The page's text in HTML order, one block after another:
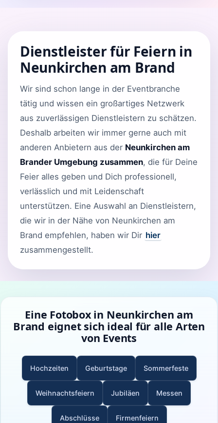
Dienstleister für Feiern in
Neunkirchen am Brand
Wir sind schon lange in der Eventbranche
tätig und wissen ein großartiges Netzwerk
aus zuverlässigen Dienstleistern zu schätzen.
Deshalb arbeiten wir immer gerne auch mit
anderen Anbietern aus der Neunkirchen am
Brander Umgebung zusammen, die für Deine
Feier alles geben und Dich professionell,
verlässlich und mit Leidenschaft
unterstützen. Eine Auswahl an Dienstleistern,
die wir in der Nähe von Neunkirchen am
Brand empfehlen, haben wir Dir hier
zusammengestellt.
Eine Fotobox in Neunkirchen am
Brand eignet sich ideal für alle Arten
von Events
Hochzeiten Geburtstage Sommerfeste
Weihnachtsfeiern Jubiläen Messen
Abschlüsse Firmenfeiern